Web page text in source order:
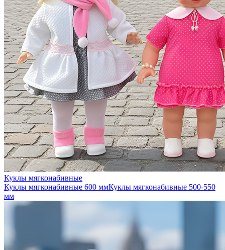
Куклы мягконабивные
Куклы мягконабивные 600 ммКуклы мягконабивные 500-550
мм